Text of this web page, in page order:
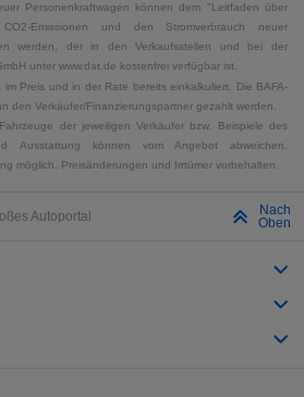
Personenkraftwagen können dem "Leitfaden über
Emissionen und den Stromverbrauch neuer
werden, der in den Verkaufsstellen und bei der
unter www.dat.de kostenfrei verfügbar ist.
im Preis und in der Rate bereits einkalkuliert. Die BAFA-
den Verkäufer/Finanzierungspartner gezahlt werden.
der jeweiligen Verkäufer bzw. Beispiele des
Ausstattung können vom Angebot abweichen.
möglich. Preisänderungen und Irrtümer vorbehalten.
Autoportal
Nach
Oben